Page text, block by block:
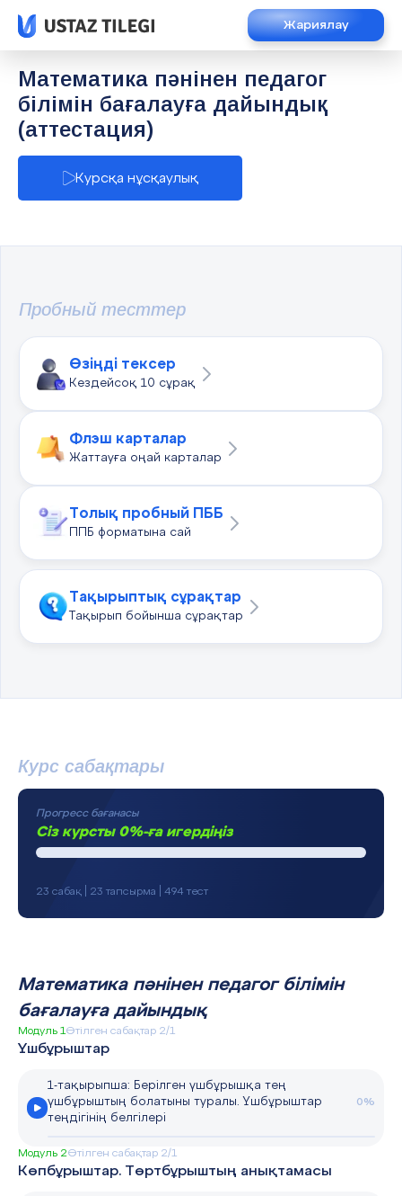
Жариялау
Математика пәнінен педагог
білімін бағалауға дайындық
(аттестация)
Курсқа нұсқаулық
Пробный тесттер
Өзіңді тексер
Кездейсоқ 10 сұрақ
Флэш карталар
Жаттауға оңай карталар
Толық пробный ПББ
ППБ форматына сай
Тақырыптық сұрақтар
Тақырып бойынша сұрақтар
Курс сабақтары
Прогресс бағанасы
Сіз курсты 0%-ға игердіңіз
23 сабақ | 23 тапсырма | 494 тест
Математика пәнінен педагог білімін
бағалауға дайындық
Модуль 1Өтілген сабақтар 2/1
Үшбұрыштар
1-тақырыпша: Берілген үшбұрышқа тең
үшбұрыштың болатыны туралы. Үшбұрыштар
теңдігінің белгілері
0%
Модуль 2Өтілген сабақтар 2/1
Көпбұрыштар. Төртбұрыштың анықтамасы